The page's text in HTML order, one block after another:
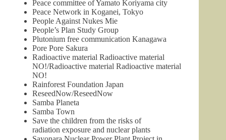
Peace committee of Yamato Koriyama city
Peace Network in Koganei, Tokyo
People Against Nukes Mie
People’s Plan Study Group
Plutonium free communication Kanagawa
Pore Pore Sakura
Radioactive material Radioactive material
NO!/Radioactive material Radioactive material
NO!
Rainforest Foundation Japan
ReseedNow/ReseedNow
Samba Planeta
Samba Town
Save the children from the risks of
radiation exposure and nuclear plants